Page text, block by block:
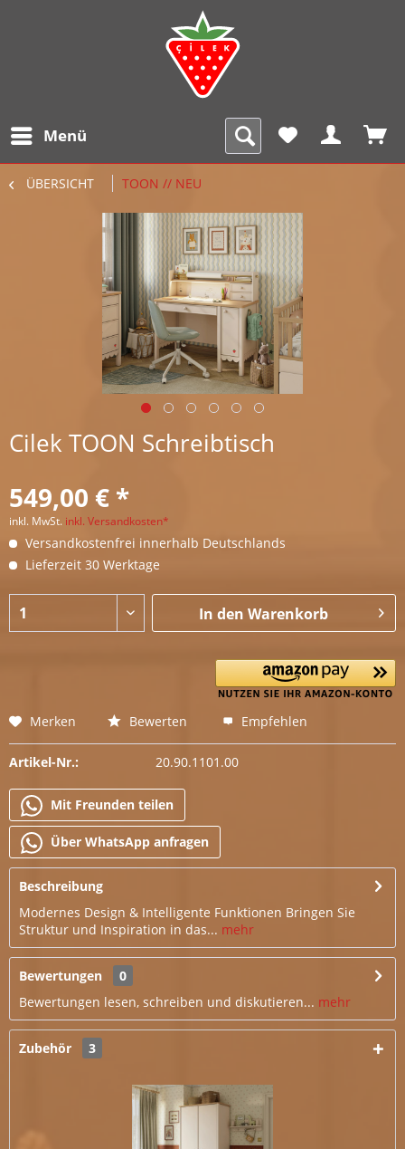
Menü
ÜBERSICHT TOON // NEU
Cilek TOON Schreibtisch
549,00 € *
inkl. MwSt. inkl. Versandkosten*
Versandkostenfrei innerhalb Deutschlands
Lieferzeit 30 Werktage
In den Warenkorb
Merken Bewerten Empfehlen
Artikel-Nr.: 20.90.1101.00
Mit Freunden teilen
Über WhatsApp anfragen
Beschreibung
Modernes Design & Intelligente Funktionen Bringen Sie
Struktur und Inspiration in das... mehr
Bewertungen
0
Bewertungen lesen, schreiben und diskutieren... mehr
Zubehör 3